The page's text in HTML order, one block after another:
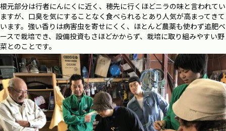
根元部分は行者にんにくに近く、穂先に行くほどニラの味と言われてい
ますが、口臭を気にすることなく食べられるとあり人気が高まってきて
います。強い香りは病害虫を寄せにくく、ほとんど農薬も使わず追肥ベ
ースで栽培でき、設備投資もさほどかからず、栽培に取り組みやすい野
菜とのことです。